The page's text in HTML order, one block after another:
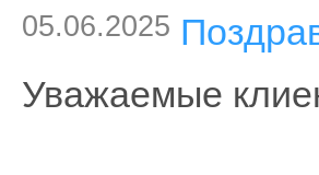
05.06.2025
Уважаемые